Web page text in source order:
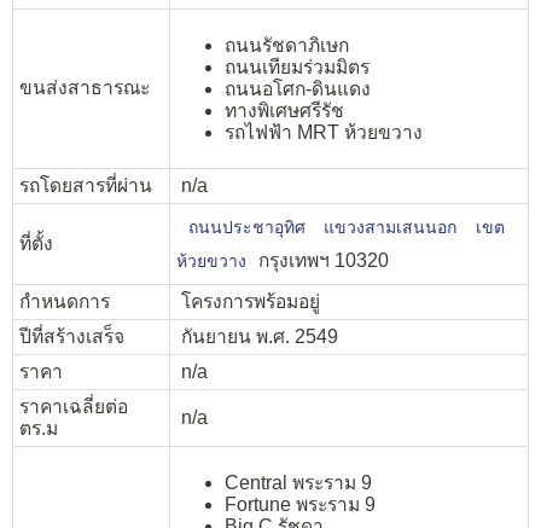
ขนส่งสาธารณะ
ถนนรัชดาภิเษก
ถนนเทียมร่วมมิตร
ถนนอโศก-ดินแดง
ทางพิเศษศรีรัช
รถไฟฟ้า MRT ห้วยขวาง
รถโดยสารที่ผ่าน n/a
ที่ตั้ง
ถนนประชาอุทิศ แขวงสามเสนนอก
เขต
ห้วยขวาง
กรุงเทพฯ 10320
กำหนดการ
โครงการพร้อมอยู่
ปีที่สร้างเสร็จ
กันยายน พ.ศ. 2549
ราคา
n/a
ราคาเฉลี่ยต่อ
ตร.ม
n/a
Central พระราม 9
Fortune พระราม 9